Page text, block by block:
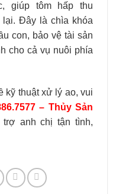
giúp tôm hấp thu
Đây là chìa khóa
con, bảo vệ tài sản
cho cả vụ nuôi phía
kỹ thuật xử lý ao, vui
– Thủy Sản
trợ anh chị tận tình,